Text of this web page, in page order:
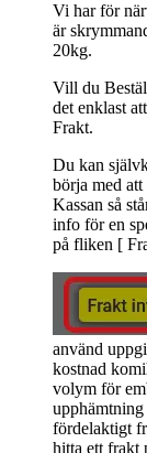
Vi har för
är
20kg.
Vill du
det enklast
Frakt.
Du kan
börja med
Kassan så
info för en
på fliken [
använd
kostnad
volym för
fördelaktigt
hitta ett frakt